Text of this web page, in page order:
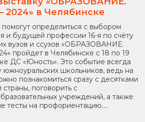
в Челябинске
определиться с выбором
и будущей профессии 16-я по счёту
вузов и ссузов «ОБРАЗОВАНИЕ.
пройдет в Челябинске с 18 по 19
ДС «Юность». Это событие всегда
южноуральских школьников, ведь на
познакомиться сразу с десятками
поговорить с
учреждений, а также
тесты на профориентацию....